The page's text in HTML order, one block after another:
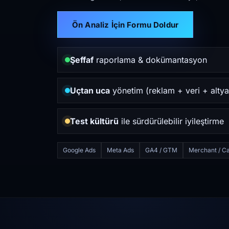
Ön Analiz İçin Formu Doldur
Şeffafraporlama & dokümantasyon
Uçtan uca yönetim (reklam + veri +
Test kültürü ile sürdürülebilir iyileştirme
Google Ads Meta Ads GA4 / GTM Merchant /